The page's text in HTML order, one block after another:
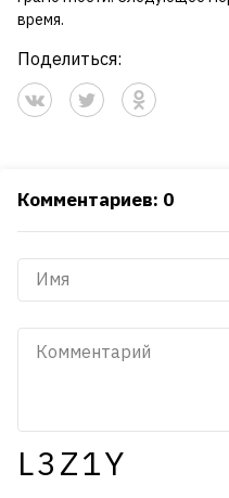
время.
Поделиться:
Комментариев: 0
L3Z1Y